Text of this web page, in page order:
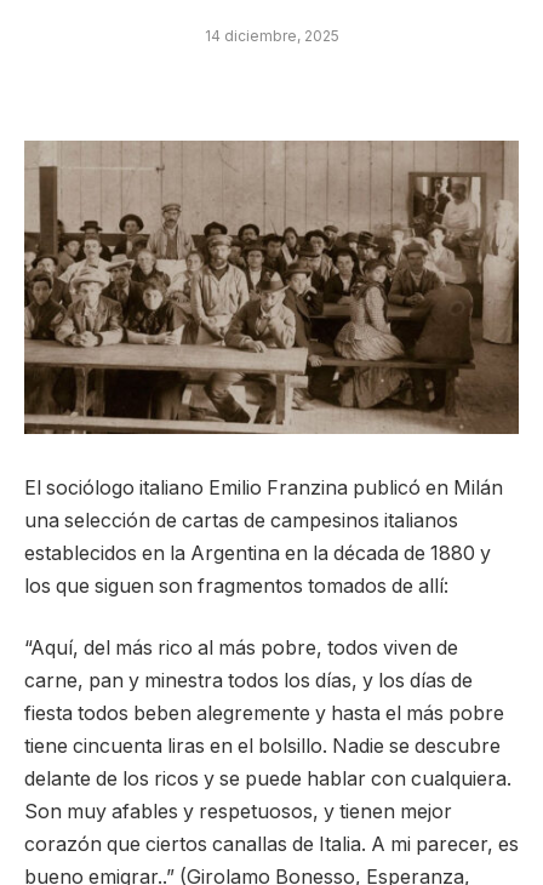
14 diciembre, 2025
El sociólogo italiano Emilio Franzina publicó en Milán
una selección de cartas de campesinos italianos
establecidos en la Argentina en la década de 1880 y
los que siguen son fragmentos tomados de allí:
“Aquí, del más rico al más pobre, todos viven de
carne, pan y minestra todos los días, y los días de
fiesta todos beben alegremente y hasta el más pobre
tiene cincuenta liras en el bolsillo. Nadie se descubre
delante de los ricos y se puede hablar con cualquiera.
Son muy afables y respetuosos, y tienen mejor
corazón que ciertos canallas de Italia. A mi parecer, es
bueno emigrar..” (Girolamo Bonesso, Esperanza,